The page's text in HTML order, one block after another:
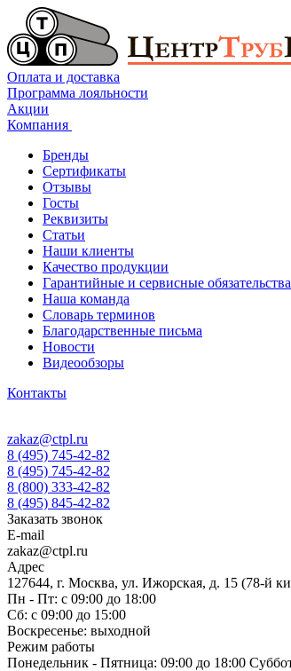
Оплата и доставка
Программа лояльности
Акции
Компания
Бренды
Сертификаты
Отзывы
Госты
Реквизиты
Статьи
Наши клиенты
Качество продукции
Гарантийные и сервисные обязательства
Наша команда
Словарь терминов
Благодарственные письма
Новости
Видеообзоры
Контакты
zakaz@ctpl.ru
8 (495) 745-42-82
8 (495) 745-42-82
8 (800) 333-42-82
8 (495) 845-42-82
Заказать звонок
E-mail
zakaz@ctpl.ru
Адрес
127644, г. Москва, ул. Ижорская, д. 15 (78-й
Пн - Пт: с 09:00 до 18:00
Сб: с 09:00 до 15:00
Воскресенье: выходной
Режим работы
Понедельник - Пятница: 09:00 до 18:00